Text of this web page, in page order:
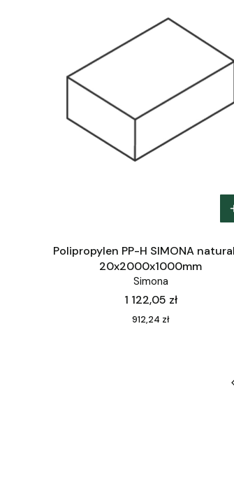
Polipropylen PP-H SIMONA
20x2000x1000mm
Simona
Cena
1 122,05 zł
Cena
912,24 zł